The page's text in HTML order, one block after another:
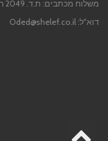
משלוח מכתבים: ת.ד. 2049 רחובות 76120
דוא"ל: Oded@shelef.co.il